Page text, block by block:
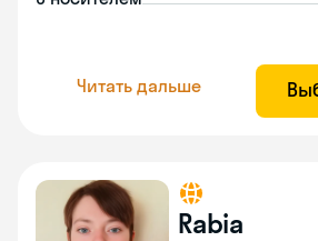
Читать дальше
Rabia